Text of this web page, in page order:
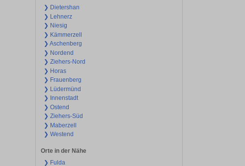
❯ Dietershan
❯ Lehnerz
❯ Niesig
❯ Kämmerzell
❯ Aschenberg
❯ Nordend
❯ Ziehers-Nord
❯ Horas
❯ Frauenberg
❯ Lüdermünd
❯ Innenstadt
❯ Ostend
❯ Ziehers-Süd
❯ Maberzell
❯ Westend
Orte in der Nähe
❯ Fulda